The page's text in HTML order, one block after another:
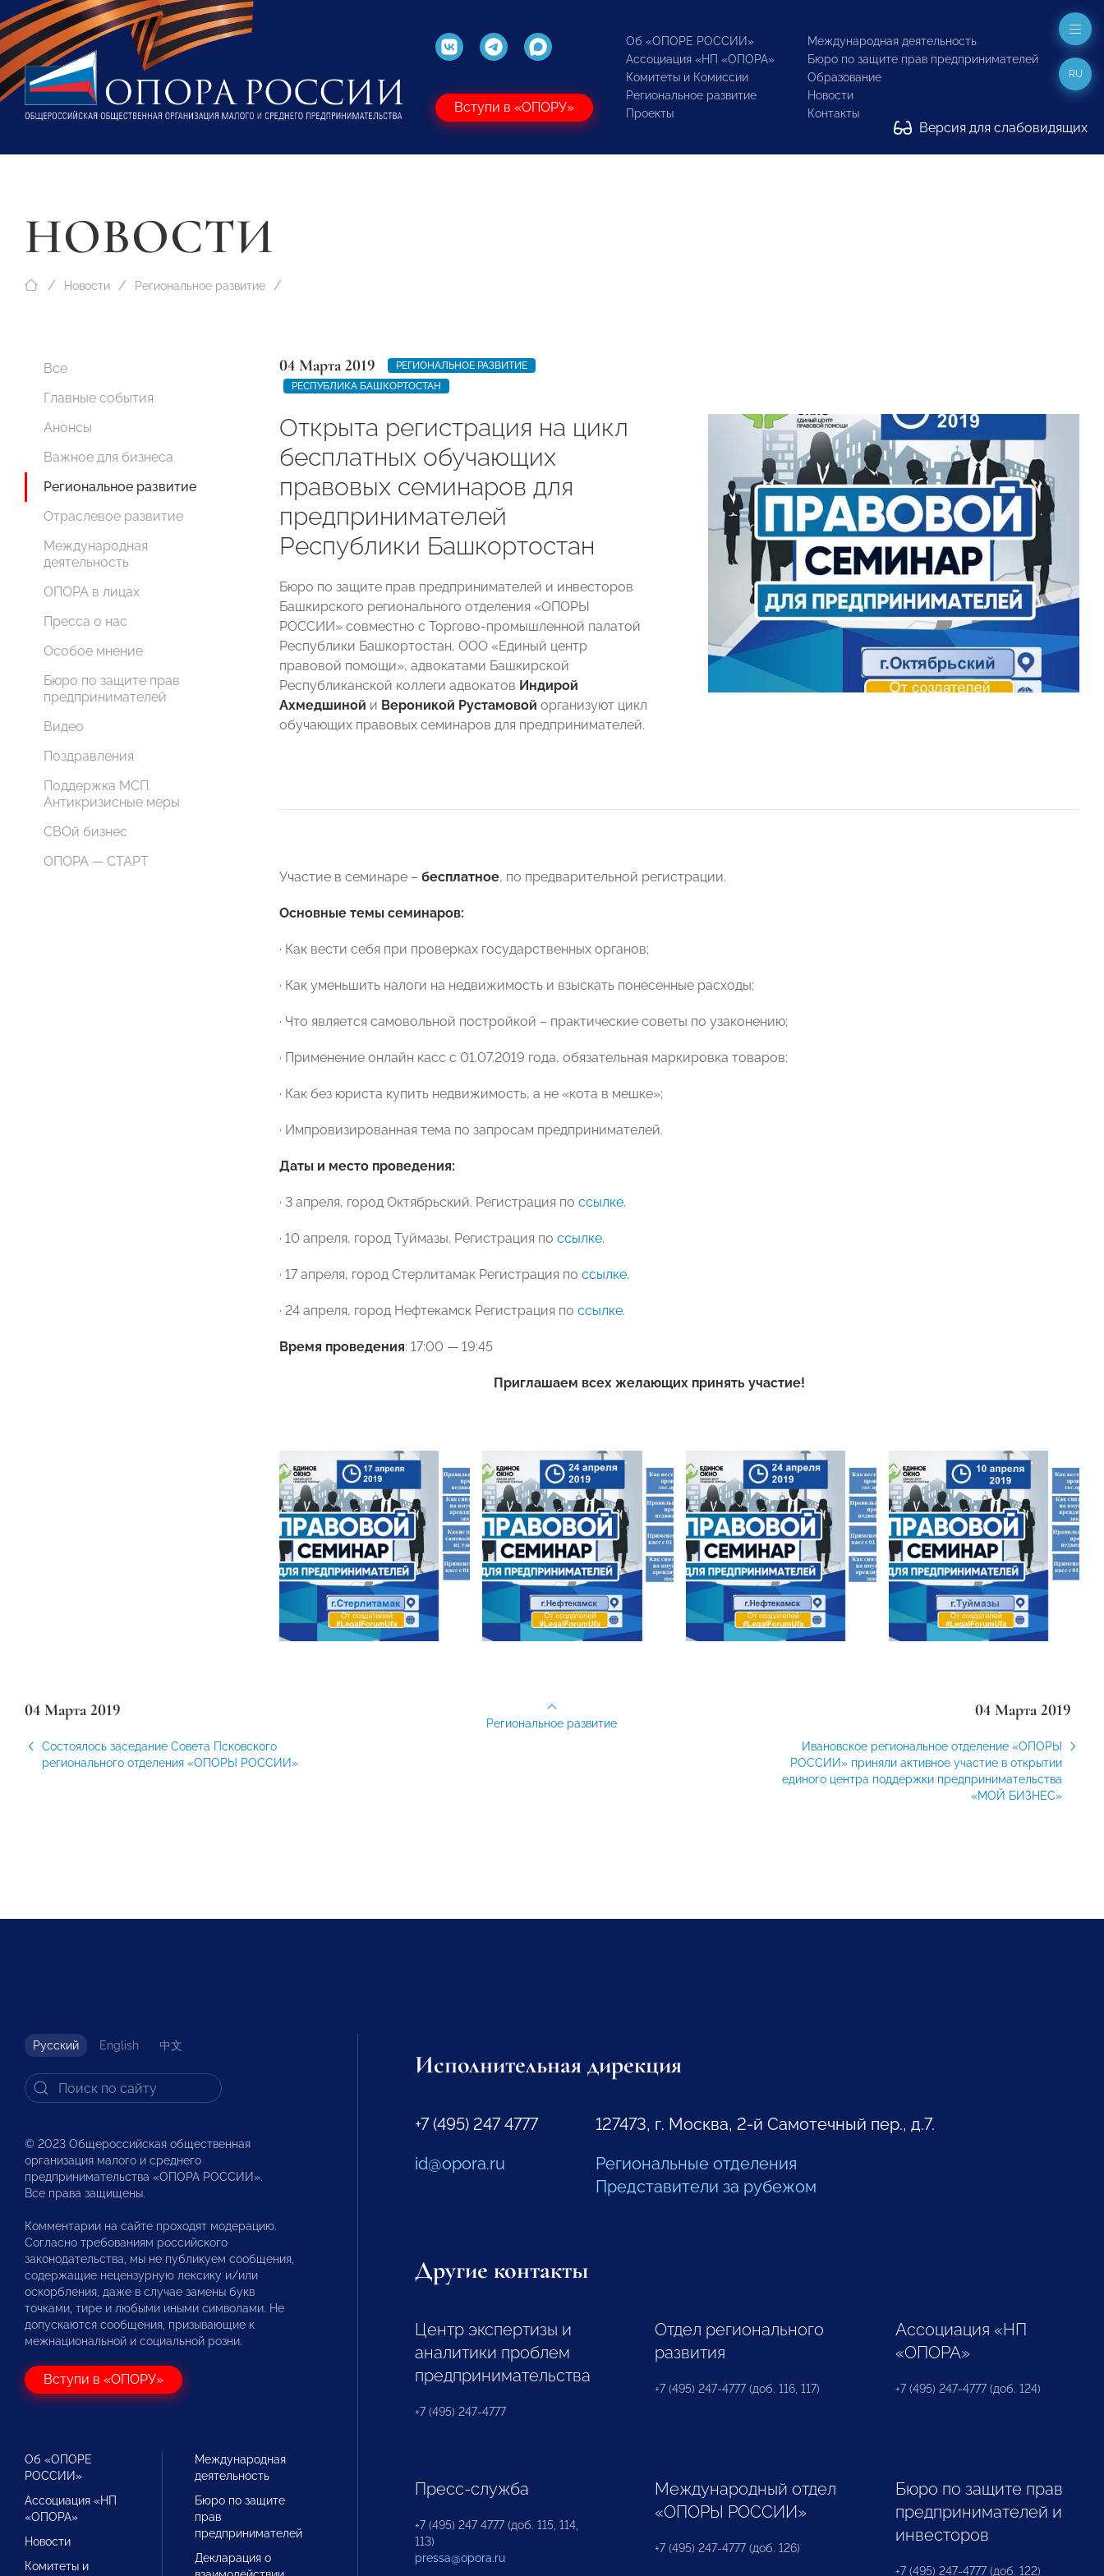
Вступи в «ОПОРУ»
Об «ОПОРЕ РОССИИ»
Ассоциация «НП «ОПОРА»
Комитеты и Комиссии
Региональное развитие
Проекты
Международная деятельность
Бюро по защите прав предпринимателей
Образование
Новости
Контакты
Версия для слабовидящих
RU
НОВОСТИ
Новости Региональное развитие
Все
Главные события
Анонсы
Важное для бизнеса
Региональное развитие
Отраслевое развитие
Международная
деятельность
ОПОРА в лицах
Пресса о нас
Особое мнение
Бюро по защите прав
предпринимателей
Видео
Поздравления
Поддержка МСП.
Антикризисные меры
СВОй бизнес
ОПОРА — СТАРТ
04 Марта 2019
РЕГИОНАЛЬНОЕ РАЗВИТИЕ
РЕСПУБЛИКА БАШКОРТОСТАН
Открыта регистрация на цикл
бесплатных обучающих
правовых семинаров для
предпринимателей
Республики Башкортостан
Бюро по защите прав предпринимателей и инвесторов
Башкирского регионального отделения «ОПОРЫ
РОССИИ» совместно с Торгово-промышленной палатой
Республики Башкортостан, ООО «Единый центр
правовой помощи», адвокатами Башкирской
Республиканской коллеги адвокатов Индирой
Ахмедшиной и Вероникой Рустамовой организуют цикл
обучающих правовых семинаров для предпринимателей.
Участие в семинаре – бесплатное, по предварительной регистрации.
Основные темы семинаров:
· Как вести себя при проверках государственных органов;
· Как уменьшить налоги на недвижимость и взыскать понесенные расходы;
· Что является самовольной постройкой – практические советы по узаконению;
· Применение онлайн касс с 01.07.2019 года, обязательная маркировка товаров;
· Как без юриста купить недвижимость, а не «кота в мешке»;
· Импровизированная тема по запросам предпринимателей.
Даты и место проведения:
· 3 апреля, город Октябрьский. Регистрация по ссылке.
· 10 апреля, город Туймазы. Регистрация по ссылке.
· 17 апреля, город Стерлитамак Регистрация по ссылке.
· 24 апреля, город Нефтекамск Регистрация по ссылке.
Время проведения: 17:00 — 19:45
Приглашаем всех желающих принять участие!
04 Марта 2019
Состоялось заседание Совета Псковского
регионального отделения «ОПОРЫ РОССИИ»
04 Марта 2019
Ивановское региональное отделение «ОПОРЫ
РОССИИ» приняли активное участие в открытии
единого центра поддержки предпринимательства
«МОЙ БИЗНЕС»
Региональное развитие
Русский English 中文
© 2023 Общероссийская общественная
организация малого и среднего
предпринимательства «ОПОРА РОССИИ».
Все права защищены.
Комментарии на сайте проходят модерацию.
Согласно требованиям российского
законодательства, мы не публикуем сообщения,
содержащие нецензурную лексику и/или
оскорбления, даже в случае замены букв
точками, тире и любыми иными символами. Не
допускаются сообщения, призывающие к
межнациональной и социальной розни.
Вступи в «ОПОРУ»
Об «ОПОРЕ
РОССИИ»
Ассоциация «НП
«ОПОРА»
Новости
Комитеты и
Международная
деятельность
Бюро по защите
прав
предпринимателей
Декларация о
Исполнительная дирекция
+7 (495) 247 4777
id@opora.ru
127473, г. Москва, 2-й Самотечный пер., д.7.
Региональные отделения
Представители за рубежом
Другие контакты
Центр экспертизы и
аналитики проблем
предпринимательства
+7 (495) 247-4777
Отдел регионального
развития
+7 (495) 247-4777 (доб. 116, 117)
Ассоциация «НП
«ОПОРА»
+7 (495) 247-4777 (доб. 124)
Пресс-служба
+7 (495) 247 4777 (доб. 115, 114,
113)
pressa@opora.ru
Международный отдел
«ОПОРЫ РОССИИ»
+7 (495) 247-4777 (доб. 126)
Бюро по защите прав
предпринимателей и
инвесторов
+7 (495) 247-4777 (доб. 122)